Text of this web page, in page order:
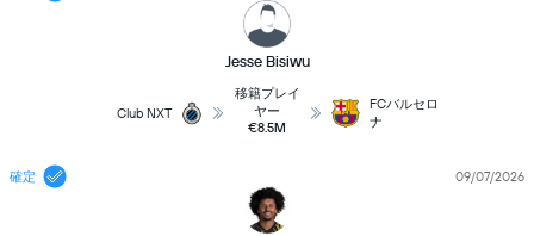
Jesse Bisiwu
Club NXT
移籍プレイ
ヤー
€8.5M
FCバルセロ
ナ
確定 09/07/2026